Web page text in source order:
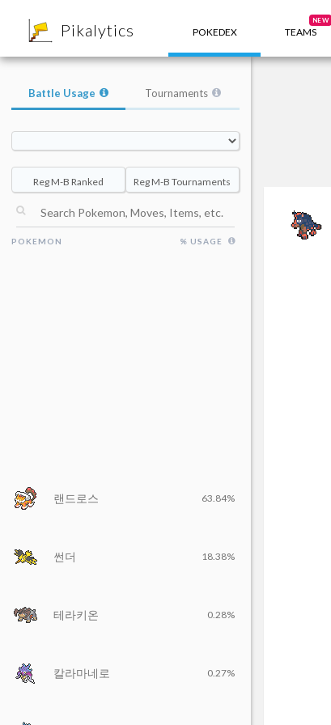
Pikalytics POKEDEX TEAMS
NEW
Battle Usage Tournaments
Reg M-B Ranked Reg M-B Tournaments
POKEMON % USAGE
랜드로스 63.84%
썬더 18.38%
테라키온 0.28%
칼라마네로 0.27%